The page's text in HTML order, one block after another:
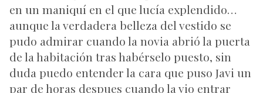
en un maniquí en el que lucía explendido…
aunque la verdadera belleza del vestido se
pudo admirar cuando la novia abrió la puerta
de la habitación tras habérselo puesto, sin
duda puedo entender la cara que puso Javi un
par de horas despues cuando la vio entrar